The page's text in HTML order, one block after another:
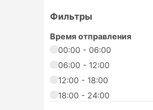
Фильтры
Время отправления
00:00 - 06:00
06:00 - 12:00
12:00 - 18:00
18:00 - 24:00